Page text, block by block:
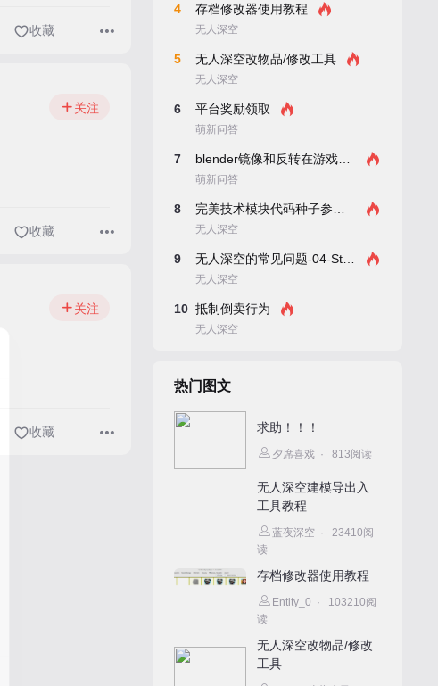
收藏
关注
收藏
关注
收藏
4 存档修改器使用教程
无人深空
5 无人深空改物品/修改工具
无人深空
6 平台奖励领取
萌新问答
7
萌新问答
8
无人深空
9
无人深空
10 抵制倒卖行为
无人深空
热门图文
求助！！！
夕席喜戏 · 813阅读
无人深空建模导出入
工具教程
蓝夜深空 ·
23410阅
读
存档修改器使用教程
Entity_0 ·
103210阅
读
无人深空改物品/修改
工具